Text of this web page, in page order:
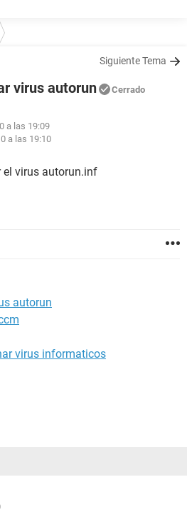
Siguiente Tema
virus autorun Cerrado
a las 19:09
a las 19:10
el virus autorun.inf
autorun
virus informaticos